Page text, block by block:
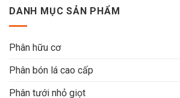
DANH MỤC SẢN PHẨM
Phân hữu cơ
Phân bón lá cao cấp
Phân tưới nhỏ giọt